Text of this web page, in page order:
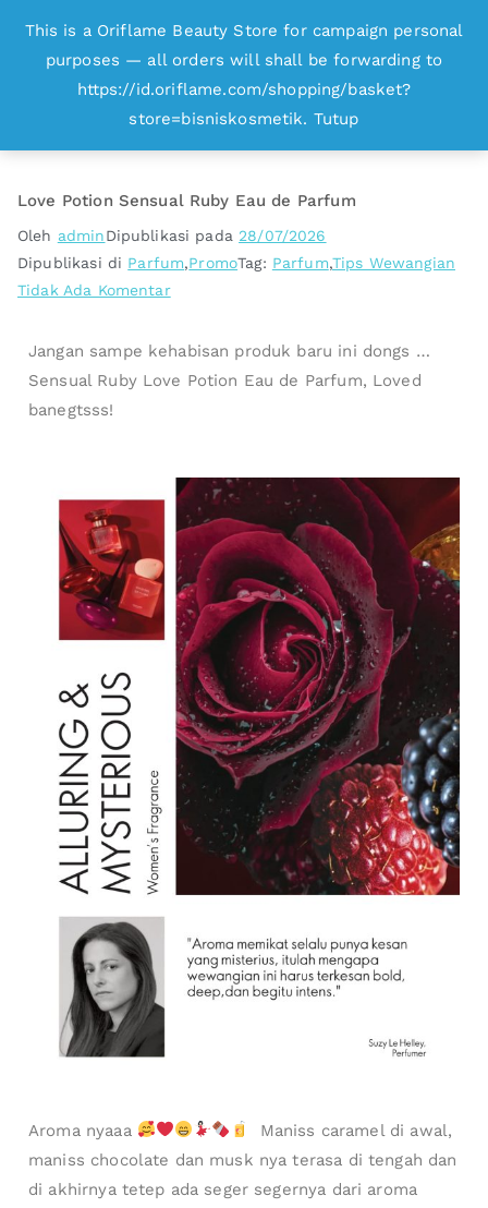
This is a Oriflame Beauty Store for campaign personal
purposes — all orders will shall be forwarding to
https://id.oriflame.com/shopping/basket?
store=bisniskosmetik. Tutup
Oriflame
Belanja Online dan Peluang Usaha Produk
Kecantikan
Love Potion Sensual Ruby Eau de Parfum
Oleh adminDipublikasi pada 28/07/2026
Dipublikasi di Parfum,PromoTag: Parfum,Tips Wewangian
Tidak Ada Komentar
Jangan sampe kehabisan produk baru ini dongs …
Sensual Ruby Love Potion Eau de Parfum, Loved
banegtsss!
Aroma nyaaa
Maniss caramel di awal,
maniss chocolate dan musk nya terasa di tengah dan
di akhirnya tetep ada seger segernya dari aroma